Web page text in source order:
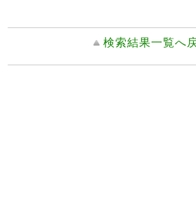
検索結果一覧へ